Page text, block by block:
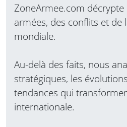
ZoneArmee.com décrypte
armées, des conflits et de
mondiale.
Au-delà des faits, nous
stratégiques, les
tendances qui
internationale.